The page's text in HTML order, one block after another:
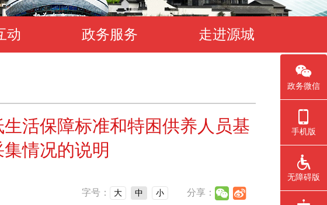
动 政务服务 走进源城
活保障标准和特困供养人员基
情况的说明
字号： 大 中 小 分享：
政务微信
手机版
无障碍版